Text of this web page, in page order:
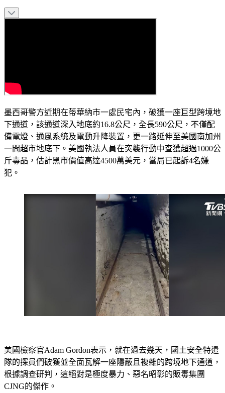
墨西哥警方近期在蒂華納市一處民宅內，破獲一座巨型跨境地
下通道，該通道深入地底約16.8公尺，全長590公尺，不僅配
備電燈、通風系統及電動升降裝置，更一路延伸至美國南加州
一間超市地底下。美國執法人員在突襲行動中查獲超過1000公
斤毒品，估計黑市價值高達4500萬美元，當局已起訴4名嫌
犯。
美國檢察官Adam Gordon表示，就在過去幾天，國土安全特遣
隊的探員們破獲並全面瓦解一座隱蔽且複雜的跨境地下通道，
根據調查研判，這絕對是極度暴力、惡名昭彰的販毒集團
CJNG的傑作。